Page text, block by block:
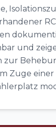
und
zur
Zuge